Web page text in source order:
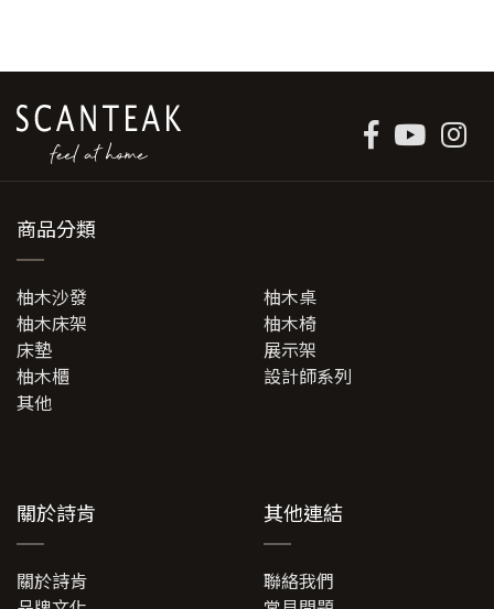
商品分類
柚木沙發
柚木桌
柚木床架
柚木椅
床墊
展示架
柚木櫃
設計師系列
其他
關於詩肯
關於詩肯
其他連結
聯絡我們